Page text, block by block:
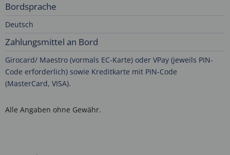
Bordsprache
Deutsch
Zahlungsmittel an Bord
Girocard/ Maestro (vormals EC-Karte) oder VPay (jeweils PIN-
Code erforderlich) sowie Kreditkarte mit PIN-Code
(MasterCard, VISA).
Alle Angaben ohne Gewähr.